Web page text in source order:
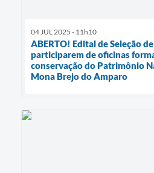
04 JUL 2025 - 11h10
ABERTO! Edital de Seleção
participarem de oficinas
conservação do Patrimônio
Mona Brejo do Amparo